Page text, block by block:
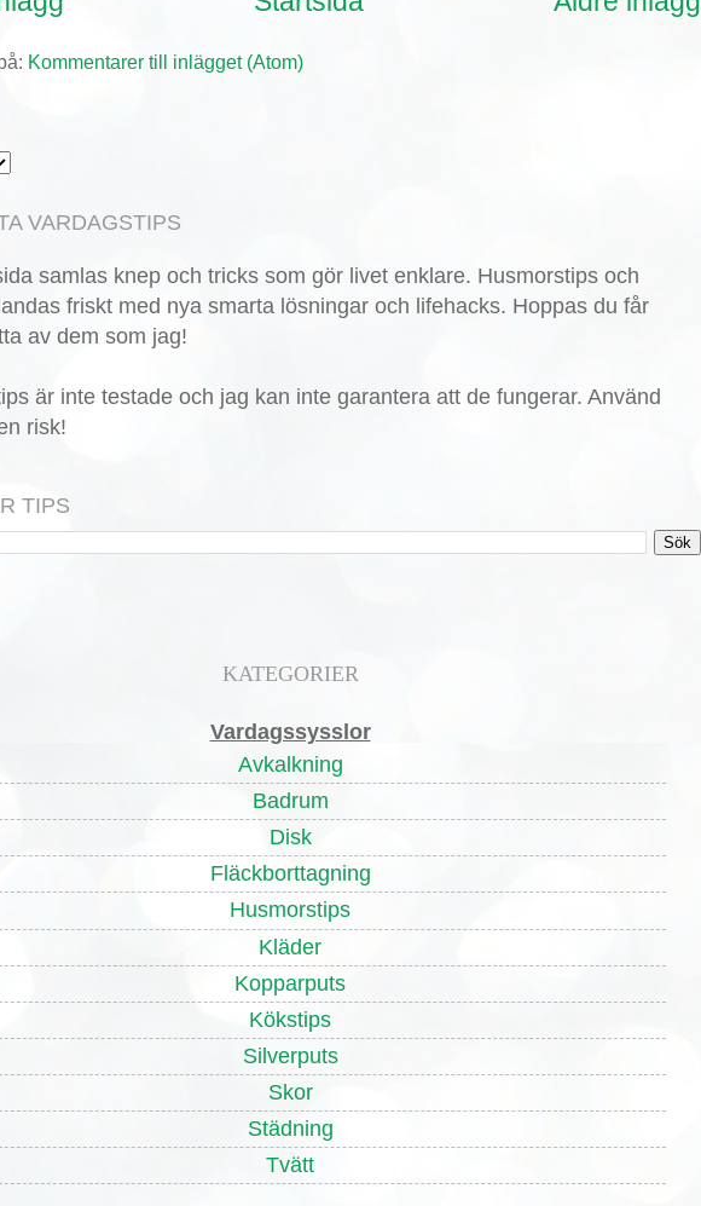
Kommentarer till inlägget (Atom)
VARDAGSTIPS
samlas knep och tricks som gör livet enklare. Husmorstips och
friskt med nya smarta lösningar och lifehacks. Hoppas du får
av dem som jag!
är inte testade och jag kan inte garantera att de fungerar. Använd
risk!
TIPS
KATEGORIER
Vardagssysslor
Avkalkning
Badrum
Disk
Fläckborttagning
Husmorstips
Kläder
Kopparputs
Kökstips
Silverputs
Skor
Städning
Tvätt